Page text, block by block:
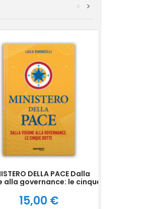
>
<
DELLA PACE Dalla
alla governance: le cinque
Prezzo
15,00 €